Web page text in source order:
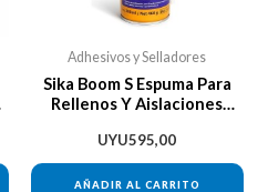
Adhesivos y Selladores
Sika Boom S Espuma Para
Rellenos Y Aislaciones
UYU595,00
AÑADIR AL CARRITO